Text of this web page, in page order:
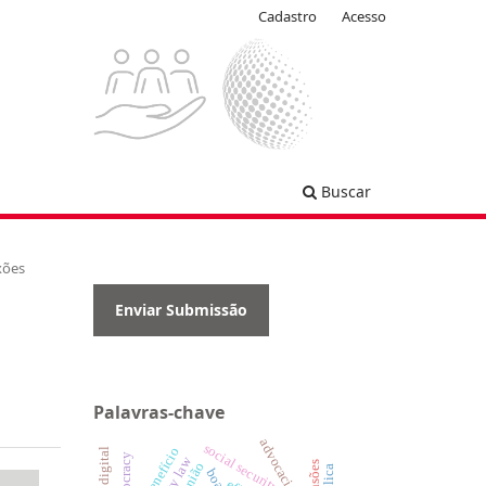
Buscar
Cadastro Acesso
Enviar Submissão
Palavras-chave
social security